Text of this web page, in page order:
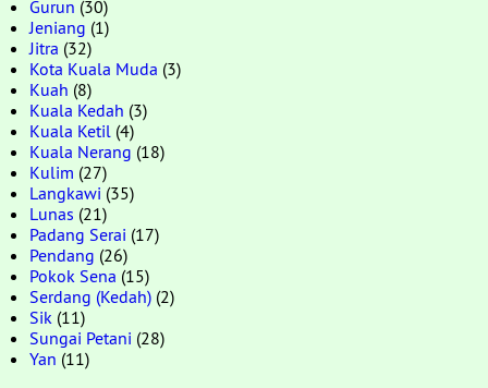
Gurun (30)
Jeniang (1)
Jitra (32)
Kota Kuala Muda (3)
Kuah (8)
Kuala Kedah (3)
Kuala Ketil (4)
Kuala Nerang (18)
Kulim (27)
Langkawi (35)
Lunas (21)
Padang Serai (17)
Pendang (26)
Pokok Sena (15)
Serdang (Kedah) (2)
Sik (11)
Sungai Petani (28)
Yan (11)